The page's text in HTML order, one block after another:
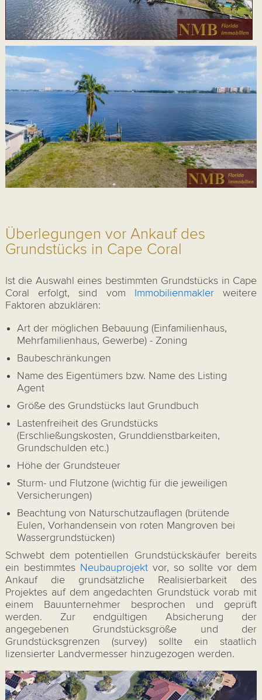
Überlegungen vor Ankauf des
Grundstücks in Cape Coral
Ist die Auswahl eines bestimmten Grundstücks in Cape
Coral erfolgt, sind vom Immobilienmaklerweitere
Faktoren abzuklären:
Art der möglichen Bebauung (Einfamilienhaus,
Mehrfamilienhaus, Gewerbe) - Zoning
Baubeschränkungen
Name des Eigentümers bzw. Name des Listing
Agent
Größe des Grundstücks laut Grundbuch
Lastenfreiheit des Grundstücks
(Erschließungskosten, Grunddienstbarkeiten,
Grundschulden etc.)
Höhe der Grundsteuer
Sturm- und Flutzone (wichtig für die jeweiligen
Versicherungen)
Beachtung von Naturschutzauflagen (brütende
Eulen, Vorhandensein von roten Mangroven bei
Wassergrundstücken)
Schwebt dem potentiellen Grundstückskäufer bereits
ein bestimmtes Neubauprojektvor, so sollte vor dem
Ankauf die grundsätzliche Realisierbarkeit des
Projektes auf dem angedachten Grundstück vorab mit
einem Bauunternehmer besprochen und geprüft
werden. Zur endgültigen Absicherung der
angegebenen Grundstücksgröße und der
Grundstücksgrenzen (survey) sollte ein staatlich
lizensierter Landvermesser hinzugezogen werden.